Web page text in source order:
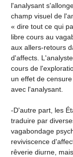
l'analysant
champ visuel de
« dire tout ce qui
libre cours au
aux allers-retours
d'affects.
cours de
un effet de
avec l'analysant.
-D'autre part, les
traduire par
vagabondage
reviviscence
rêverie diurne,